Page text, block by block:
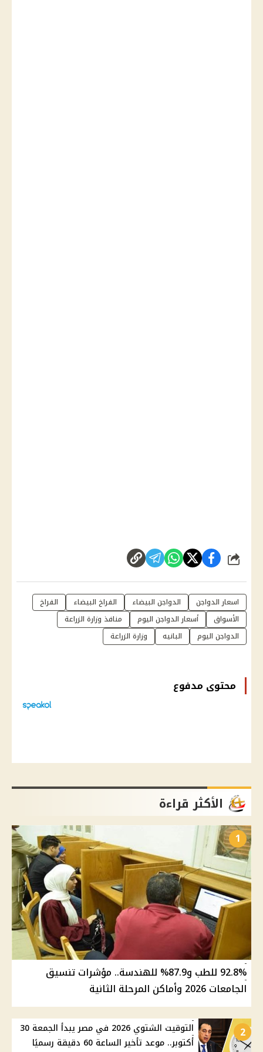
شارك
اسعار الدواجن الدواجن البيضاء الفراخ البيضاء
الفراخ
الأسواق
أسعار الدواجن اليوم
منافذ وزارة الزراعة
الدواجن اليوم
البانيه وزارة الزراعة
محتوى مدفوع
الأكثر قراءة
1
92.8% للطب و87.9% للهندسة.. مؤشرات تنسيق
الجامعات 2026 وأماكن المرحلة الثانية
2
التوقيت الشتوي 2026 في مصر يبدأ الجمعة 30
أكتوبر.. موعد تأخير الساعة 60 دقيقة رسميًا